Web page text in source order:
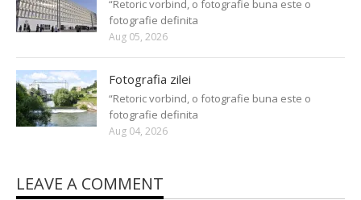
“Retoric vorbind, o fotografie buna este o
fotografie definita
Aug 05, 2026
Fotografia zilei
“Retoric vorbind, o fotografie buna este o
fotografie definita
Aug 04, 2026
LEAVE A COMMENT